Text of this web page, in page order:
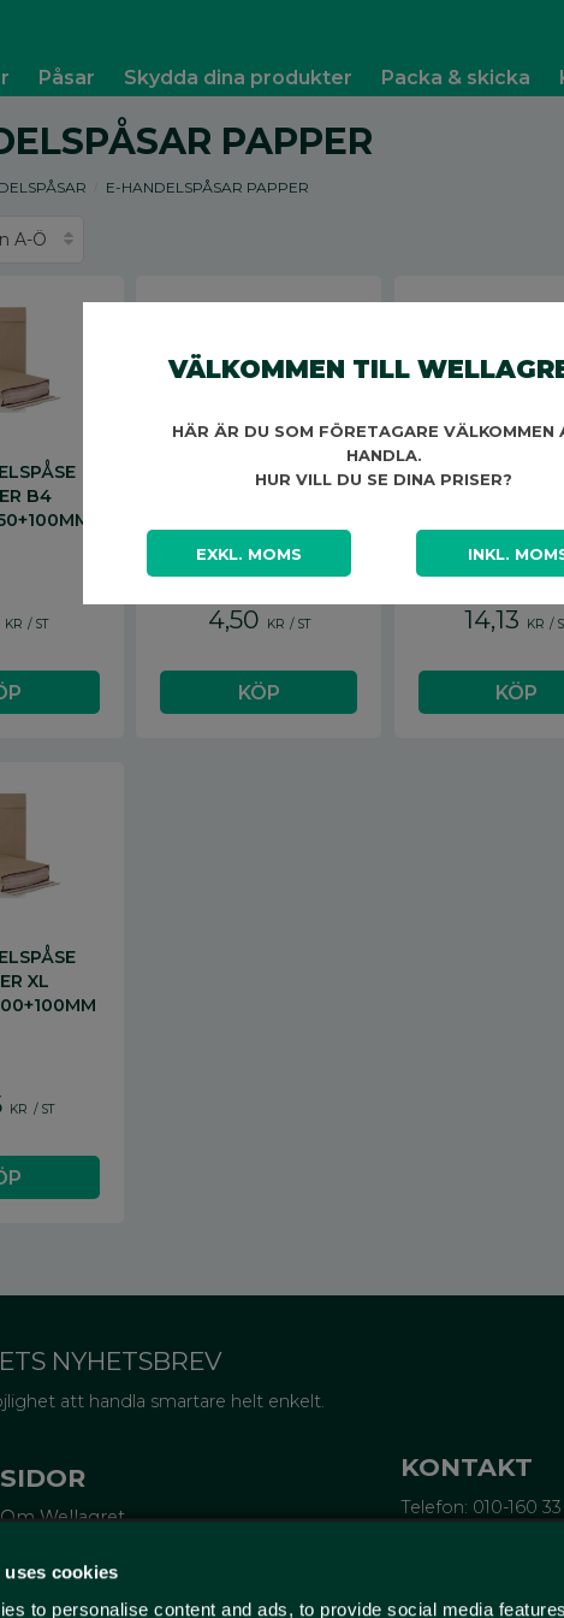
cookies
to personalise content and ads, to provide social media
Påsar Skydda dina produkter Packa & skicka
PAPPER
E-HANDELSPÅSAR PAPPER
B4
KR / ST
E-HANDELSPÅSE
4,50 KR / ST
E-
14,13 KR /
XL
KR / ST
NYHETSBREV
att handla smartare helt enkelt.
SIDOR
Om Wellagret
Miljö och certifieringar
Om emballage
KONTAKT
Telefon: 010-160
Wellagret
VÄLKOMMEN TILL
HÄR ÄR DU SOM FÖRETAGARE VÄLKOMMEN
HANDLA.
HUR VILL DU SE DINA PRISER?
EXKL. MOMS INKL.